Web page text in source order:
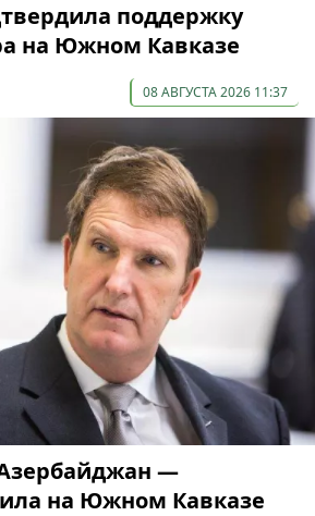
поддержку
на Южном Кавказе
08 АВГУСТА 2026 11:37
—
на Южном Кавказе